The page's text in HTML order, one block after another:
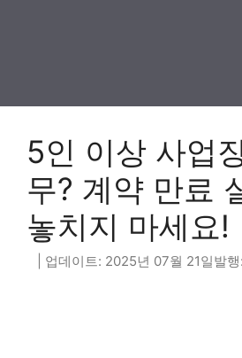
5인 이상 사업
무? 계약 만료
놓치지 마세요!
2025년 07월 21일